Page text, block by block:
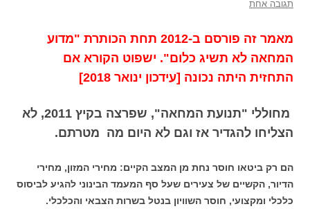
תגובה אחת
מאמר זה פורסם ב-2012 תחת הכותרת "מדוע
המחאה לא תשיג כלום". ישפוט הקורא אם
התחזית היתה נכונה [עידכון ינואר 2018]
מחוללי "תנועת המחאה", שפרצה בקיץ 2011, לא
הצליחו להגדיר אז וגם לא היום מה מטרתם.
הם רק ביטאו חוסר נחת מן המצב הקיים: מחירי המזון, מחירי
הדיור, הקשיים של צעירים שעל סף המעמד הבינוני להגיע לביסוס
כלכלי ומקצועי, חוסר השוויון בנטל בשרות הצבאי והכלכלי.